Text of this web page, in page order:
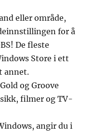
eller område,
for å
De fleste
Store i ett
annet.
og Groove
filmer og TV-
angir du i